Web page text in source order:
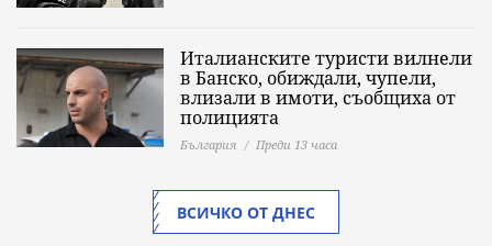
Италианските туристи вилнели
в Банско, обиждали, чупели,
влизали в имоти, съобщиха от
полицията
България Преди 13 часа
ВСИЧКО ОТ ДНЕС